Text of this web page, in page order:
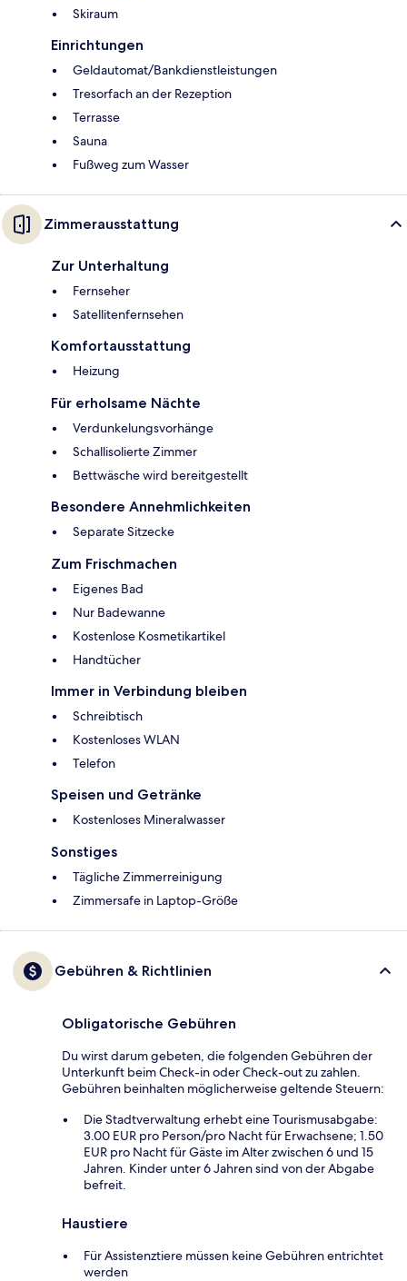
Skiraum
Einrichtungen
Geldautomat/Bankdienstleistungen
Tresorfach an der Rezeption
Terrasse
Sauna
Fußweg zum Wasser
Zimmerausstattung
Zur Unterhaltung
Fernseher
Satellitenfernsehen
Komfortausstattung
Heizung
Für erholsame Nächte
Verdunkelungsvorhänge
Schallisolierte Zimmer
Bettwäsche wird bereitgestellt
Besondere Annehmlichkeiten
Separate Sitzecke
Zum Frischmachen
Eigenes Bad
Nur Badewanne
Kostenlose Kosmetikartikel
Handtücher
Immer in Verbindung bleiben
Schreibtisch
Kostenloses WLAN
Telefon
Speisen und Getränke
Kostenloses Mineralwasser
Sonstiges
Tägliche Zimmerreinigung
Zimmersafe in Laptop-Größe
Gebühren & Richtlinien
Obligatorische Gebühren
Du wirst darum gebeten, die folgenden Gebühren der
Unterkunft beim Check-in oder Check-out zu zahlen.
Gebühren beinhalten möglicherweise geltende Steuern:
Die Stadtverwaltung erhebt eine Tourismusabgabe:
3.00 EUR pro Person/pro Nacht für Erwachsene; 1.50
EUR pro Nacht für Gäste im Alter zwischen 6 und 15
Jahren. Kinder unter 6 Jahren sind von der Abgabe
befreit.
Haustiere
Für Assistenztiere müssen keine Gebühren entrichtet
werden